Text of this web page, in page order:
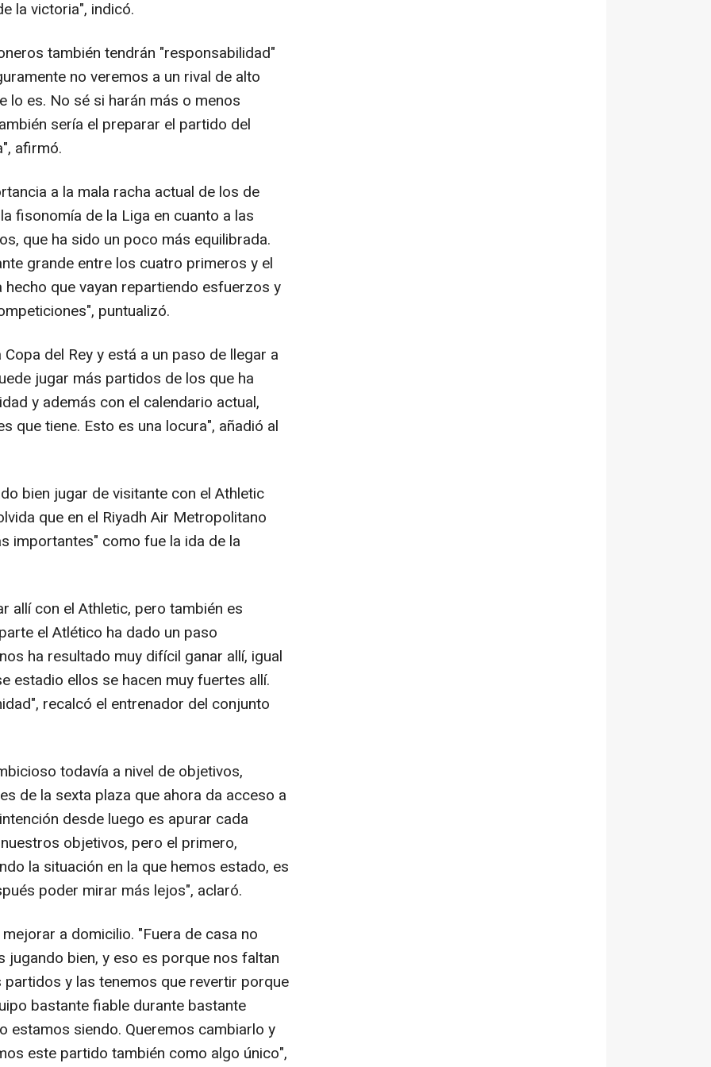
la victoria", indicó.
también tendrán "responsabilidad"
no veremos a un rival de alto
lo es. No sé si harán más o menos
sería el preparar el partido del
afirmó.
a la mala racha actual de los de
fisonomía de la Liga en cuanto a las
que ha sido un poco más equilibrada.
grande entre los cuatro primeros y el
que vayan repartiendo esfuerzos y
puntualizó.
del Rey y está a un paso de llegar a
jugar más partidos de los que ha
y además con el calendario actual,
que tiene. Esto es una locura", añadió al
bien jugar de visitante con el Athletic
que en el Riyadh Air Metropolitano
importantes" como fue la ida de la
allí con el Athletic, pero también es
el Atlético ha dado un paso
ha resultado muy difícil ganar allí, igual
estadio ellos se hacen muy fuertes allí.
recalcó el entrenador del conjunto
todavía a nivel de objetivos,
de la sexta plaza que ahora da acceso a
desde luego es apurar cada
objetivos, pero el primero,
la situación en la que hemos estado, es
poder mirar más lejos", aclaró.
a domicilio. "Fuera de casa no
bien, y eso es porque nos faltan
y las tenemos que revertir porque
bastante fiable durante bastante
estamos siendo. Queremos cambiarlo y
este partido también como algo único",